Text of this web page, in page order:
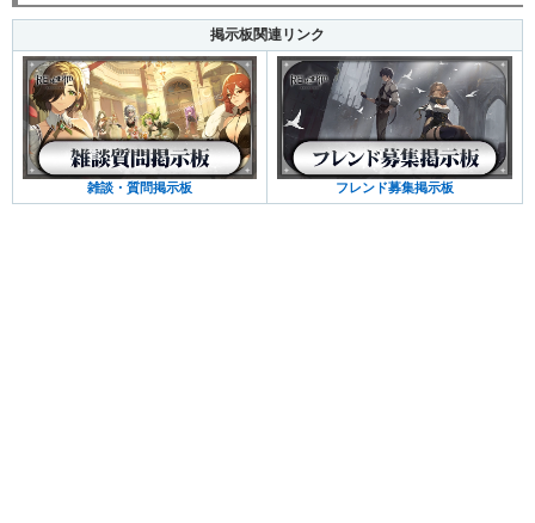
掲示板関連リンク
雑談・質問掲示板 フレンド募集掲示板